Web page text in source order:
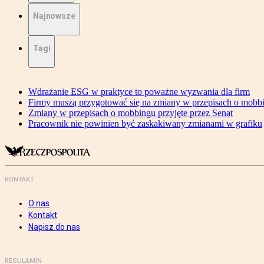
Najnowsze
Tagi
Wdrażanie ESG w praktyce to poważne wyzwania dla firm
Firmy muszą przygotować się na zmiany w przepisach o
Zmiany w przepisach o mobbingu przyjęte przez Senat
Pracownik nie powinien być zaskakiwany zmianami w grafiku
KONTAKT
O nas
Kontakt
Napisz do nas
REGULAMIN